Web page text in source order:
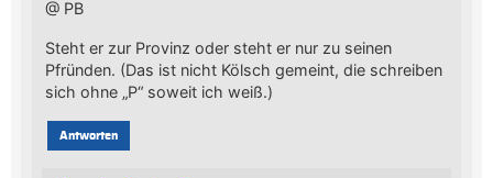
@ PB
Steht er zur Provinz oder steht er nur zu seinen
Pfründen. (Das ist nicht Kölsch gemeint, die schreiben
sich ohne „P“ soweit ich weiß.)
Antworten